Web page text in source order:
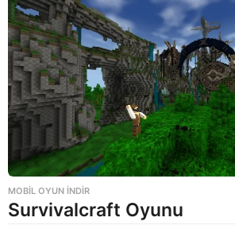
o
MOBIL OYUN INDIR
Survivalcraft Oyunu